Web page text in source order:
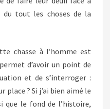
tout les choses de la
chasse à l’homme est
d’avoir un point de
et de s’interroger :
place ? Si j’ai bien aimé le
que le fond de l’histoire,